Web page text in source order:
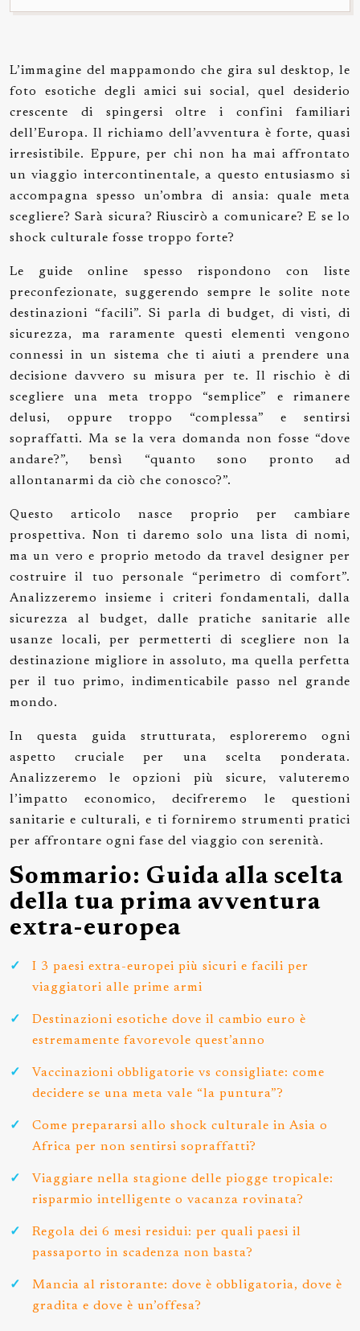
L’immagine del mappamondo che gira sul desktop, le
foto esotiche degli amici sui social, quel desiderio
crescente di spingersi oltre i confini familiari
dell’Europa. Il richiamo dell’avventura è forte, quasi
irresistibile. Eppure, per chi non ha mai affrontato
un viaggio intercontinentale, a questo entusiasmo si
accompagna spesso un’ombra di ansia: quale meta
scegliere? Sarà sicura? Riuscirò a comunicare? E se lo
shock culturale fosse troppo forte?
Le guide online spesso rispondono con liste
preconfezionate, suggerendo sempre le solite note
destinazioni “facili”. Si parla di budget, di visti, di
sicurezza, ma raramente questi elementi vengono
connessi in un sistema che ti aiuti a prendere una
decisione davvero su misura per te. Il rischio è di
scegliere una meta troppo “semplice” e rimanere
delusi, oppure troppo “complessa” e sentirsi
sopraffatti. Ma se la vera domanda non fosse “dove
andare?”, bensì “quanto sono pronto ad
allontanarmi da ciò che conosco?”.
Questo articolo nasce proprio per cambiare
prospettiva. Non ti daremo solo una lista di nomi,
ma un vero e proprio metodo da travel designer per
costruire il tuo personale “perimetro di comfort”.
Analizzeremo insieme i criteri fondamentali, dalla
sicurezza al budget, dalle pratiche sanitarie alle
usanze locali, per permetterti di scegliere non la
destinazione migliore in assoluto, ma quella perfetta
per il tuo primo, indimenticabile passo nel grande
mondo.
In questa guida strutturata, esploreremo ogni
aspetto cruciale per una scelta ponderata.
Analizzeremo le opzioni più sicure, valuteremo
l’impatto economico, decifreremo le questioni
sanitarie e culturali, e ti forniremo strumenti pratici
per affrontare ogni fase del viaggio con serenità.
Sommario: Guida alla scelta
della tua prima avventura
extra-europea
I 3 paesi extra-europei più sicuri e facili per
viaggiatori alle prime armi
Destinazioni esotiche dove il cambio euro è
estremamente favorevole quest’anno
Vaccinazioni obbligatorie vs consigliate: come
decidere se una meta vale “la puntura”?
Come prepararsi allo shock culturale in Asia o
Africa per non sentirsi sopraffatti?
Viaggiare nella stagione delle piogge tropicale:
risparmio intelligente o vacanza rovinata?
Regola dei 6 mesi residui: per quali paesi il
passaporto in scadenza non basta?
Mancia al ristorante: dove è obbligatoria, dove è
gradita e dove è un’offesa?